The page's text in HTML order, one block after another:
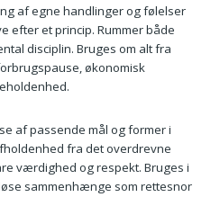
af egne handlinger og følelser
efter et princip. Rummer både
disciplin. Bruges om alt fra
økonomisk
af passende mål og former i
fra det overdrevne
værdighed og respekt. Bruges i
sammenhænge som rettesnor